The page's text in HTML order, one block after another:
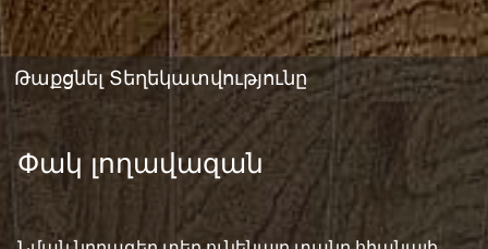
Թաքցնել Տեղեկատվությունը
Փակ լողավազան